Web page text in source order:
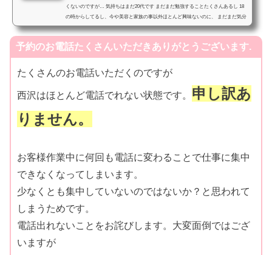
くないのですが… 気持ちはまだ20代です まだまだ勉強することたくさんあるし 18
の時からしてるし、今や美容と家族の事以外ほとんど興味ないのに、 まだまだ気分
は駆け出しです ...
予約のお電話たくさんいただきありがとうございます.
たくさんのお電話いただくのですが
西沢はほとんど電話でれない状態です。 申し訳あ
りません。
お客様作業中に何回も電話に変わることで仕事に集中
できなくなってしまいます。
少なくとも集中していないのではないか？と思われて
しまうためです。
電話出れないことをお詫びします。大変面倒ではござ
いますが